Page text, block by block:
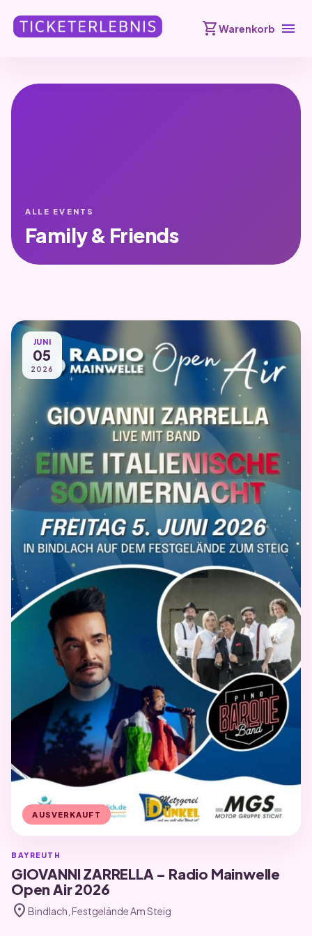
shopping_cartWarenkorb menu
ALLE EVENTS
Family & Friends
JUNI
05
2026
AUSVERKAUFT
BAYREUTH
GIOVANNI ZARRELLA – Radio Mainwelle
Open Air 2026
location_on Bindlach, Festgelände Am Steig